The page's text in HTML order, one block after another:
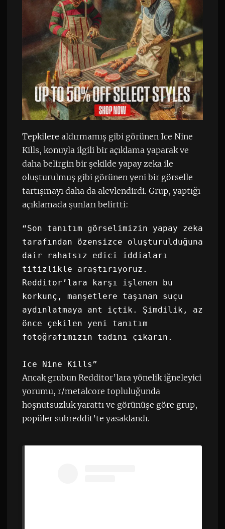
Tepkilere aldırmamış gibi görünen Ice Nine
Kills, konuyla ilgili bir açıklama yaparak ve
daha belirgin bir şekilde yapay zeka ile
oluşturulmuş gibi görünen yeni bir görselle
tartışmayı daha da alevlendirdi. Grup, yaptığı
açıklamada şunları belirtti:
“Son tanıtım görselimizin yapay zeka
tarafından özensizce oluşturulduğuna
dair rahatsız edici iddiaları
titizlikle araştırıyoruz.
Redditor’lara karşı işlenen bu
korkunç, manşetlere taşınan suçu
aydınlatmaya ant içtik. Şimdilik, az
önce çekilen yeni tanıtım
fotoğrafımızın tadını çıkarın.
Ice Nine Kills”
Ancak grubun Redditor’lara yönelik iğneleyici
yorumu, r/metalcore topluluğunda
hoşnutsuzluk yarattı ve görünüşe göre grup,
popüler subreddit’te yasaklandı.